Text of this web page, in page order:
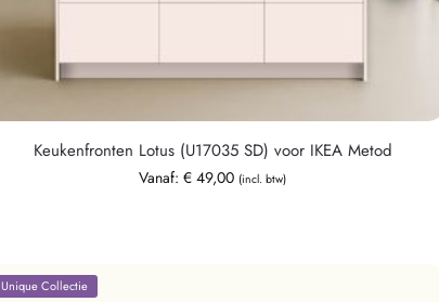
Keukenfronten Lotus (U17035 SD) voor IKEA Metod
Vanaf:€ 49,00 (incl. btw)
Unique Collectie